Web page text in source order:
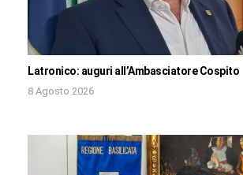
Latronico: auguri all’Ambasciatore Cospito
8 Agosto 2026